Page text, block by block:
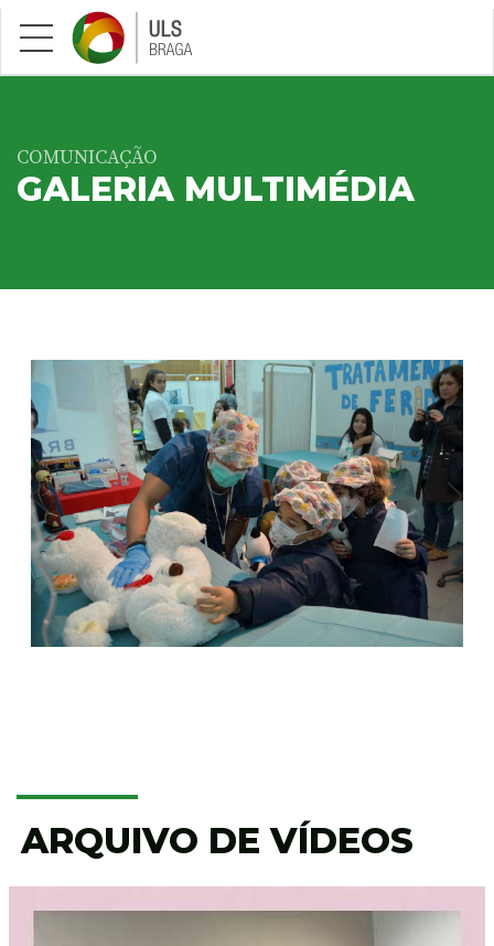
Saltar para conteúdo principal
COMUNICAÇÃO
GALERIA MULTIMÉDIA
ARQUIVO DE VÍDEOS